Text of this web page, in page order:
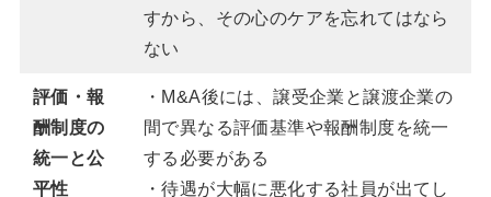
すから、その心のケアを忘れてはなら
ない
評価・報
酬制度の
統一と公
平性
・M&A後には、譲受企業と譲渡企業の
間で異なる評価基準や報酬制度を統一
する必要がある
・待遇が大幅に悪化する社員が出てし